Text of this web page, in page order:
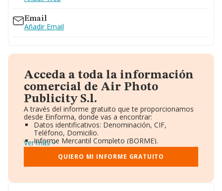
Email
Añadir Email
Acceda a toda la información
comercial de Air Photo
Publicity S.l.
A través del informe gratuito que te proporcionamos
desde Einforma, donde vas a encontrar:
Datos identificativos: Denominación, CIF,
Teléfono, Domicilio.
Informe Mercantil Completo (BORME).
Gráficos de Evolución Ventas y Empleados.
Consejo de Administración y Administradores.
Directivos y Ejecutivos.
Ver más
QUIERO MI INFORME GRATUITO